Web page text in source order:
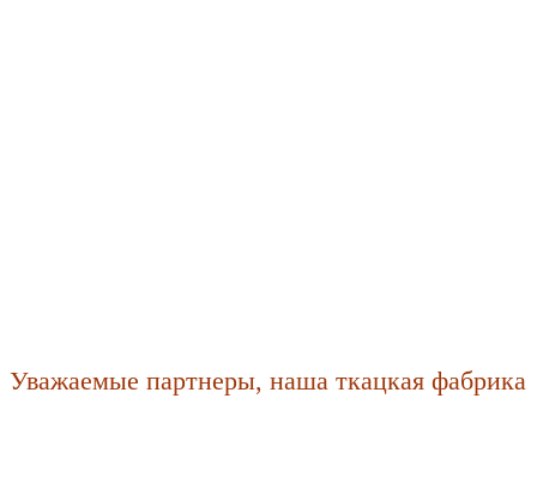
партнеры, наша ткацкая фабрика